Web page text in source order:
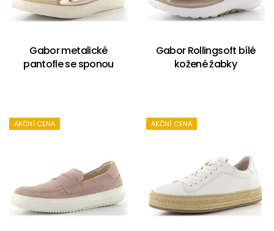
Gabor metalické
pantofle se sponou
Gabor Rollingsoft bílé
kožené žabky
AKČNÍ CENA AKČNÍ CENA